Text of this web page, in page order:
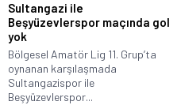
Sultangazi ile
Beşyüzevlerspor maçında gol
yok
Bölgesel Amatör Lig 11. Grup’ta
oynanan karşılaşmada
Sultangazispor ile
Beşyüzevlerspor...